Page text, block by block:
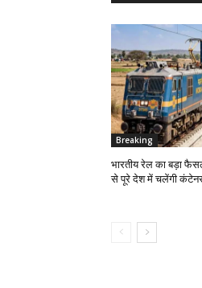
Breaking
भारतीय रेल का बड़ा
से पूरे देश में चलेंगी